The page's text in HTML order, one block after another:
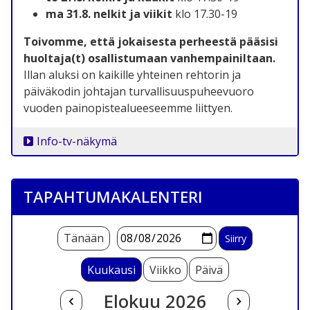
ma 31.8. nelkit ja viikit klo 17.30-19
Toivomme, että jokaisesta perheestä pääsisi
huoltaja(t) osallistumaan vanhempainiltaan.
Illan aluksi on kaikille yhteinen rehtorin ja
päiväkodin johtajan turvallisuuspuheevuoro
vuoden painopistealueeseemme liittyen.
Info-tv-näkymä
TAPAHTUMAKALENTERI
Kuukausi Viikko Päivä
Elokuu 2026
Tänään